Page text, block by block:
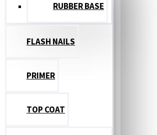
RUBBER BASE
FLASH NAILS
PRIMER
TOP COAT